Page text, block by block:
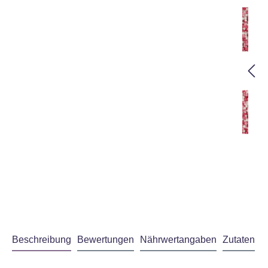
Beschreibung Bewertungen Nährwertangaben Zutaten